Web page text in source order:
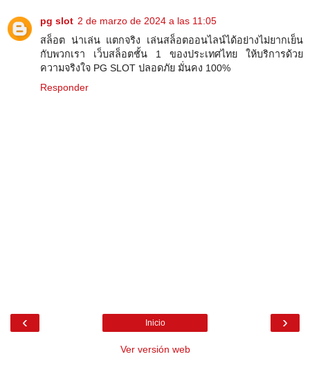
pg slot 2 de marzo de 2024 a las 11:05
สล็อต น่าเล่น แตกจริง เล่นสล็อตออนไลน์ได้อย่างไม่ยากเย็น
กับพวกเรา เว็บสล็อตชั้น 1 ของประเทศไทย ให้บริการด้วย
ความจริงใจ PG SLOT ปลอดภัย มั่นคง 100%
Responder
‹ ›
Inicio
Ver versión web